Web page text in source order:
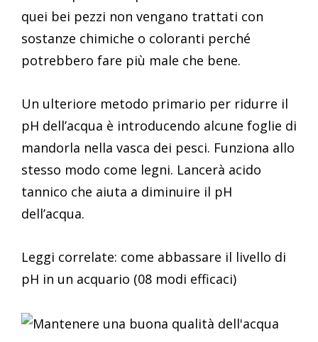
quei bei pezzi non vengano trattati con
sostanze chimiche o coloranti perché
potrebbero fare più male che bene.
Un ulteriore metodo primario per ridurre il
pH dell’acqua è introducendo alcune foglie di
mandorla nella vasca dei pesci. Funziona allo
stesso modo come legni. Lancerà acido
tannico che aiuta a diminuire il pH
dell’acqua.
Leggi correlate: come abbassare il livello di
pH in un acquario (08 modi efficaci)